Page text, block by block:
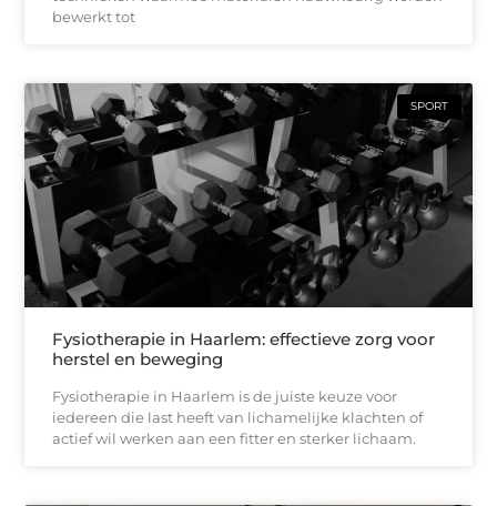
bewerkt tot
SPORT
Fysiotherapie in Haarlem: effectieve zorg voor
herstel en beweging
Fysiotherapie in Haarlem is de juiste keuze voor
iedereen die last heeft van lichamelijke klachten of
actief wil werken aan een fitter en sterker lichaam.